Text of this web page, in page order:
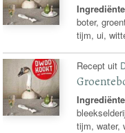
boter,
tijm, ui,
Recept uit
tijm, water,